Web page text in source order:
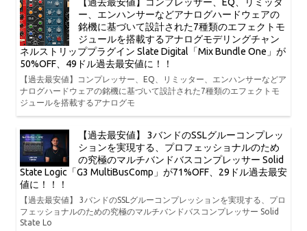
ー、エンハンサーなどアナログハードウェアの
銘機に基づいて設計された7種類のエフェクトモ
ジュールを搭載するアナログモデリングチャン
ネルストリッププラグイン Slate Digital「Mix Bundle One」が
50%OFF、49ドル過去最安値に！！
【過去最安値】コンプレッサー、EQ、リミッター、エンハンサーなどア
ナログハードウェアの銘機に基づいて設計された7種類のエフェクトモ
ジュールを搭載するアナログモ
【過去最安値】 3バンドのSSLグルーコンプレッ
ションを実現する、プロフェッショナルのため
の究極のマルチバンドバスコンプレッサー Solid
State Logic「G3 MultiBusComp」が71%OFF、29ドル過去最安
値に！！！
【過去最安値】 3バンドのSSLグルーコンプレッションを実現する、プロ
フェッショナルのための究極のマルチバンドバスコンプレッサー Solid
State Lo